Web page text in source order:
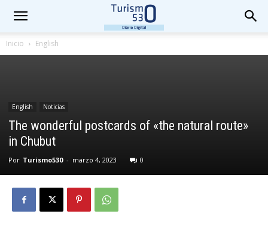
Inicio English
English Noticias
The wonderful postcards of «the natural route»
in Chubut
Por Turismo530 - marzo 4, 2023 0